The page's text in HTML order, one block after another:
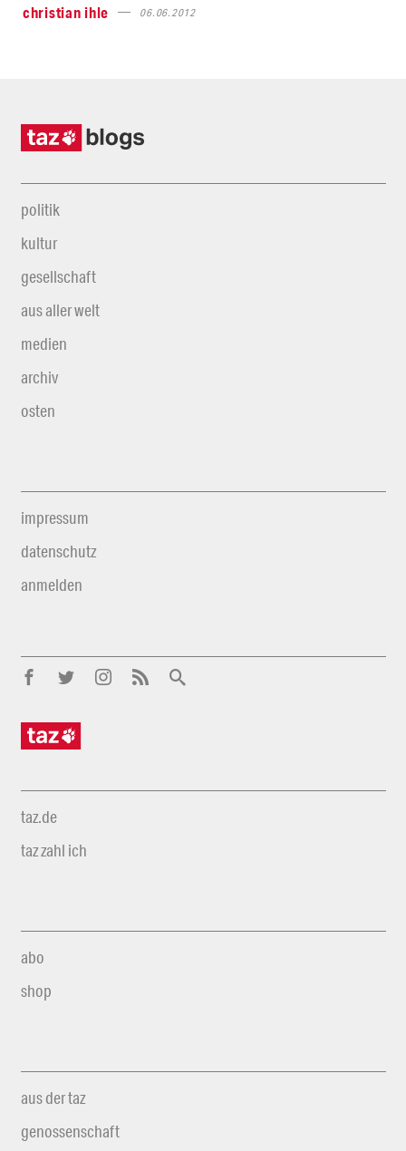
christian ihle
06.06.2012
politik
kultur
gesellschaft
aus aller welt
medien
archiv
osten
impressum
datenschutz
anmelden
taz.de
taz zahl ich
abo
shop
aus der taz
genossenschaft